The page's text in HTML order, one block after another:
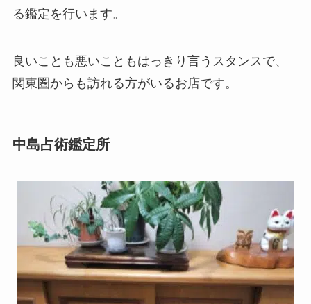
る鑑定を行います。
良いことも悪いこともはっきり言うスタンスで、
関東圏からも訪れる方がいるお店です。
中島占術鑑定所